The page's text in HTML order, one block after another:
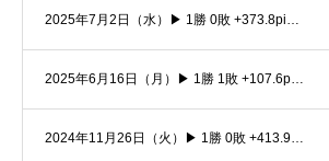
2025年7月2日（水）▶ 1勝 0敗 +373.8pi…
2025年6月16日（月）▶ 1勝 1敗 +107.6p…
2024年11月26日（火）▶ 1勝 0敗 +413.9…